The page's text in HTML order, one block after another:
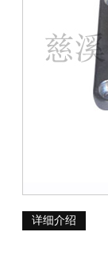
详细介绍